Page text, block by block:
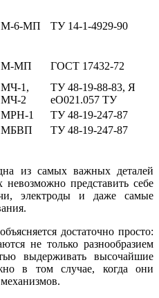
М-6-МП ТУ 14-1-4929-90
М-МП ГОСТ 17432-72
МЧ-1,
МЧ-2
ТУ 48-19-88-83, Я
еО021.057 ТУ
МРН-1
ТУ 48-19-247-87
МБВП ТУ 48-19-247-87
из самых важных деталей
представить себе
электроды и даже самые
достаточно просто:
не только разнообразием
выдерживать высочайшие
в том случае, когда они